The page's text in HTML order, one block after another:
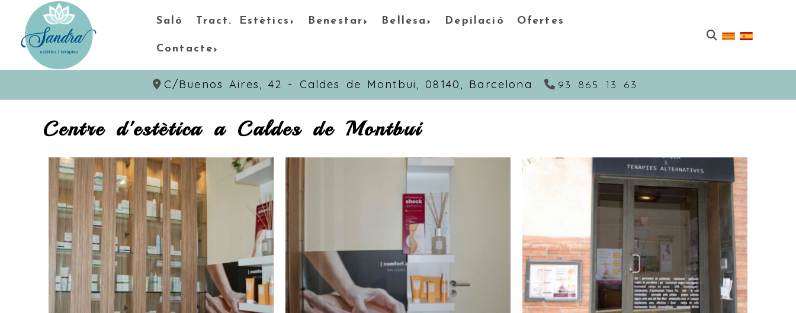
Saló Tract. Estètics Benestar Bellesa Depilació Ofertes
Contacte
C/Buenos Aires, 42 - Caldes de Montbui, 08140, Barcelona 93 865 13 63
Centre d'estètica a Caldes de Montbui